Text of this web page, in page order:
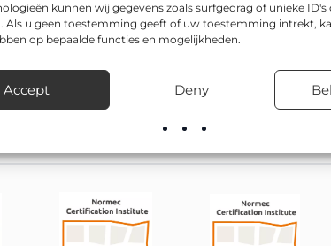
kunnen wij gegevens zoals surfgedrag of unieke ID's
Als u geen toestemming geeft of uw toestemming intrekt,
op bepaalde functies en mogelijkheden.
Accept Deny
CE-gecertificeerd, en is leverbaar in o.a.
wegen, bedrijventerreinen, in
voorraad en verzorgt desgewenst ook de